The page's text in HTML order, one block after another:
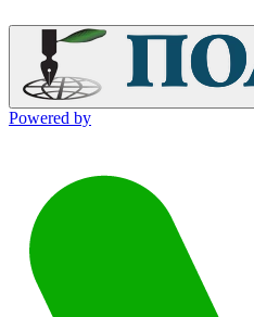
Powered by